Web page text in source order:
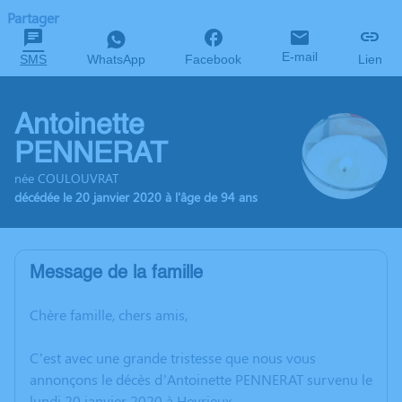
Partager
SMS WhatsApp Facebook E-mail Lien
Antoinette
PENNERAT
née COULOUVRAT
décédée le 20 janvier 2020 à l'âge de 94 ans
Message de la famille
Chère famille, chers amis,
C’est avec une grande tristesse que nous vous
annonçons le décès d’Antoinette PENNERAT survenu le